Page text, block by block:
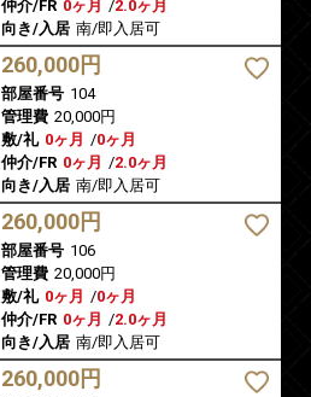
仲介/FR 0ヶ月 /2.0ヶ月
向き/入居 南/即入居可
260,000円
部屋番号 104
管理費 20,000円
敷/礼 0ヶ月 /0ヶ月
仲介/FR 0ヶ月 /2.0ヶ月
向き/入居 南/即入居可
260,000円
部屋番号 106
管理費 20,000円
敷/礼 0ヶ月 /0ヶ月
仲介/FR 0ヶ月 /2.0ヶ月
向き/入居 南/即入居可
260,000円